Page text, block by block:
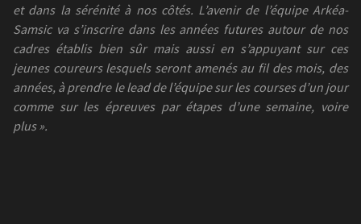
et dans la sérénité à nos côtés. L’avenir de l’équipe Arkéa-
Samsic va s’inscrire dans les années futures autour de nos
cadres établis bien sûr mais aussi en s’appuyant sur ces
jeunes coureurs lesquels seront amenés au fil des mois, des
années, à prendre le lead de l’équipe sur les courses d’un jour
comme sur les épreuves par étapes d’une semaine, voire
plus ».